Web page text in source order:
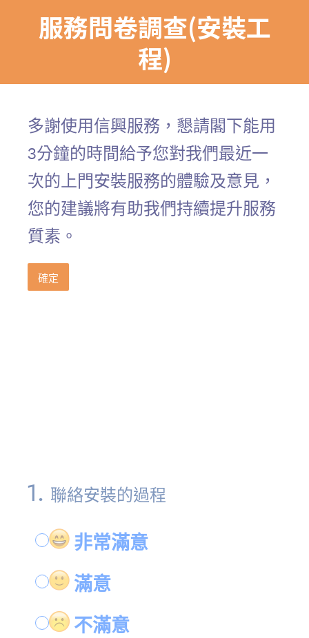
服務問卷調查(安裝工
程)
多謝使用信興服務，懇請閣下能用
3分鐘的時間給予您對我們最近一
次的上門安裝服務的體驗及意見，
您的建議將有助我們持續提升服務
質素。
確定
1. 聯絡安裝的過程
非常滿意
滿意
不滿意